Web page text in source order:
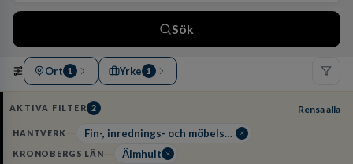
Sök
Ort 1 Yrke 1
AKTIVA FILTER 2 Rensa alla
HANTVERK Fin-, inrednings- och möbelsnickare
KRONOBERGS LÄN Älmhult